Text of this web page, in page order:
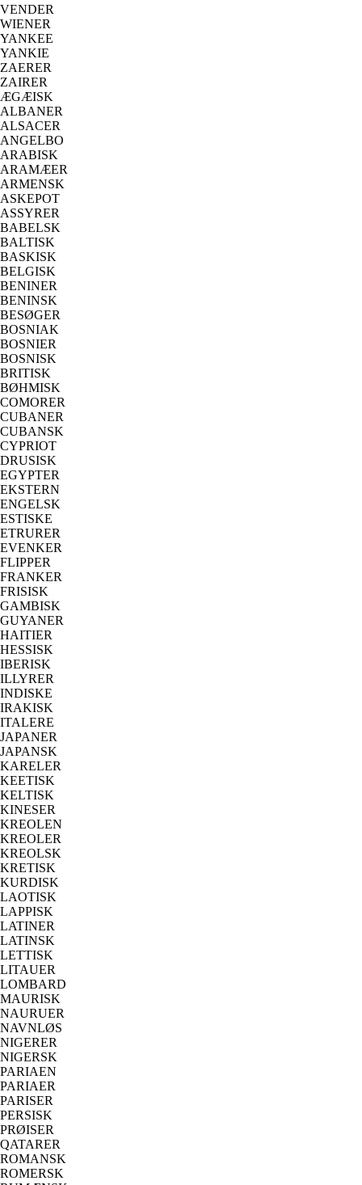
VENDER
WIENER
YANKEE
YANKIE
ZAERER
ZAIRER
ÆGÆISK
ALBANER
ALSACER
ANGELBO
ARABISK
ARAMÆER
ARMENSK
ASKEPOT
ASSYRER
BABELSK
BALTISK
BASKISK
BELGISK
BENINER
BENINSK
BESØGER
BOSNIAK
BOSNIER
BOSNISK
BRITISK
BØHMISK
COMORER
CUBANER
CUBANSK
CYPRIOT
DRUSISK
EGYPTER
EKSTERN
ENGELSK
ESTISKE
ETRURER
EVENKER
FLIPPER
FRANKER
FRISISK
GAMBISK
GUYANER
HAITIER
HESSISK
IBERISK
ILLYRER
INDISKE
IRAKISK
ITALERE
JAPANER
JAPANSK
KARELER
KEETISK
KELTISK
KINESER
KREOLEN
KREOLER
KREOLSK
KRETISK
KURDISK
LAOTISK
LAPPISK
LATINER
LATINSK
LETTISK
LITAUER
LOMBARD
MAURISK
NAURUER
NAVNLØS
NIGERER
NIGERSK
PARIAEN
PARIAER
PARISER
PERSISK
PRØISER
QATARER
ROMANSK
ROMERSK